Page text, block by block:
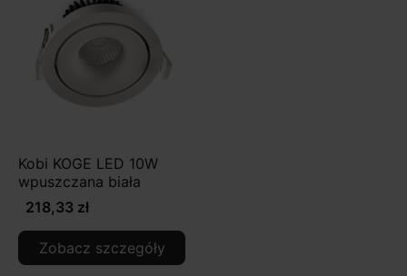
Kobi KOGE LED 10W
wpuszczana biała
218,33 zł
Zobacz szczegóły